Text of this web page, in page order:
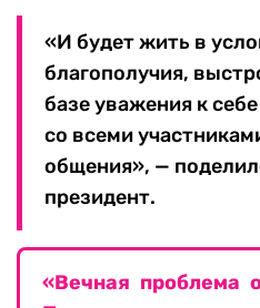
«И будет жить в
благополучия,
базе уважения к
со всеми
общения», —
президент.
«Вечная проблема